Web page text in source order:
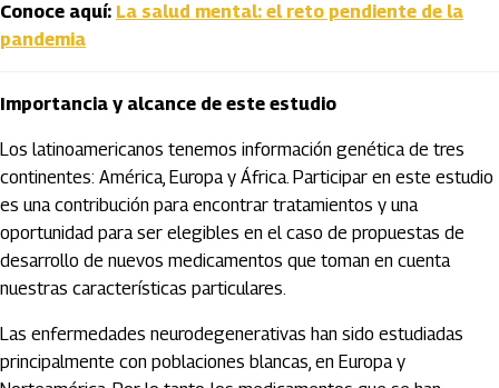
Conoce aquí: La salud mental: el reto pendiente de la
pandemia
Importancia y alcance de este estudio
Los latinoamericanos tenemos información genética de tres
continentes: América, Europa y África. Participar en este estudio
es una contribución para encontrar tratamientos y una
oportunidad para ser elegibles en el caso de propuestas de
desarrollo de nuevos medicamentos que toman en cuenta
nuestras características particulares.
Las enfermedades neurodegenerativas han sido estudiadas
principalmente con poblaciones blancas, en Europa y